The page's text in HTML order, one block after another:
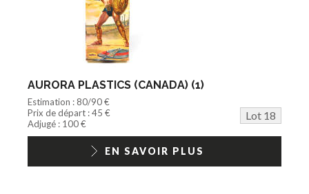
AURORA PLASTICS (CANADA) (1)
Estimation : 80/90 €
Prix de départ : 45 €
Lot 18
Adjugé : 100 €
EN SAVOIR PLUS